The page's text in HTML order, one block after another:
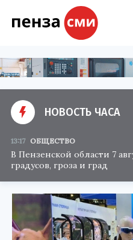
НОВОСТЬ ЧАСА
13:17 ОБЩЕСТВО
В Пензенской области 7
градусов, гроза и град